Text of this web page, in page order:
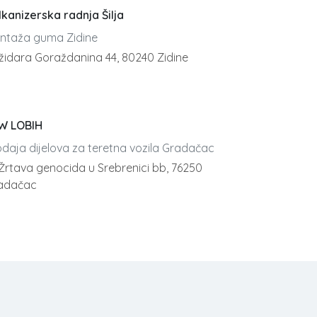
radnja Šilja
guma Zidine
Goraždanina 44, 80240 Zidine
LOBIH
dijelova za teretna vozila Gradačac
genocida u Srebrenici bb, 76250